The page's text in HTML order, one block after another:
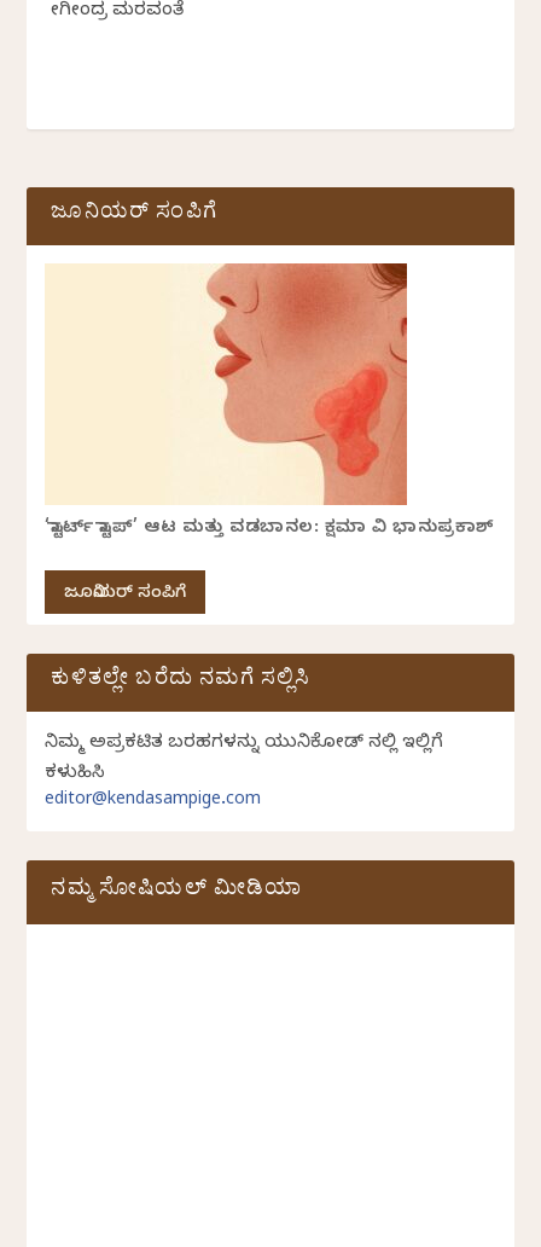
ಯೋಗೀಂದ್ರ ಮರವಂತೆ
ಜೂನಿಯರ್ ಸಂಪಿಗೆ
‘ಸ್ಟಾರ್ಟ್ ಸ್ಟಾಪ್’ ಆಟ ಮತ್ತು ವಡಬಾನಲ: ಕ್ಷಮಾ ವಿ ಭಾನುಪ್ರಕಾಶ್
ಜೂನಿಯರ್ ಸಂಪಿಗೆ
ಕುಳಿತಲ್ಲೇ ಬರೆದು ನಮಗೆ ಸಲ್ಲಿಸಿ
ನಿಮ್ಮ ಅಪ್ರಕಟಿತ ಬರಹಗಳನ್ನು ಯುನಿಕೋಡ್ ನಲ್ಲಿ ಇಲ್ಲಿಗೆ
ಕಳುಹಿಸಿ
editor@kendasampige.com
ನಮ್ಮ ಸೋಷಿಯಲ್‌ ಮೀಡಿಯಾ